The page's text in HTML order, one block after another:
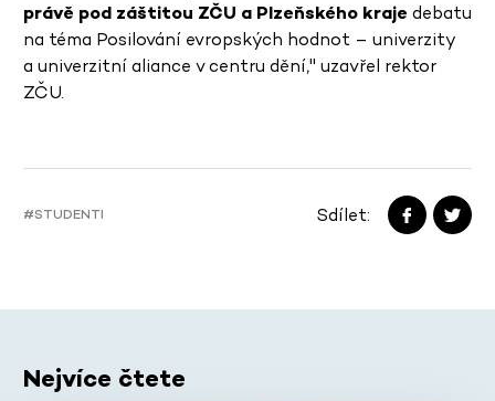
právě pod záštitou ZČU a Plzeňského kraje debatu
na téma Posilování evropských hodnot – univerzity
a univerzitní aliance v centru dění," uzavřel rektor
ZČU.
#STUDENTI Sdílet:
Nejvíce čtete